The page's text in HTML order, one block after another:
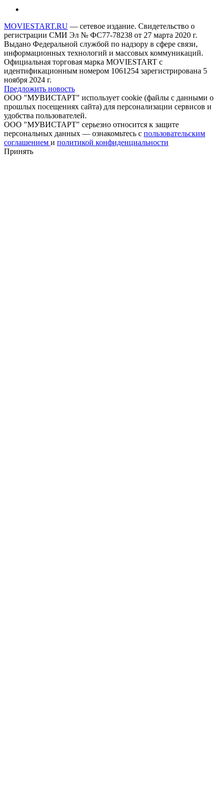
MOVIESTART.RU — сетевое издание. Свидетельство о
регистрации СМИ Эл № ФС77-78238 от 27 марта 2020 г.
Выдано Федеральной службой по надзору в сфере связи,
информационных технологий и массовых коммуникаций.
Официальная торговая марка MOVIESTART с
идентификационным номером 1061254 зарегистрирована 5
ноября 2024 г.
Предложить новость
ООО "МУВИСТАРТ" использует cookie (файлы с данными о
прошлых посещениях сайта) для персонализации сервисов и
удобства пользователей.
ООО "МУВИСТАРТ" серьезно относится к защите
персональных данных — ознакомьтесь с пользовательским
соглашением и политикой конфиденциальности
Принять